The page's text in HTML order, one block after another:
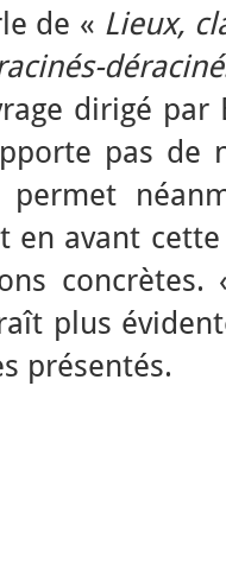
de « Lieux,
dirigé
pas de
avant
concrètes.
plus
présentés.